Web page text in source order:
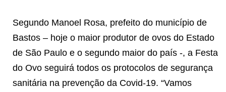
Segundo Manoel Rosa, prefeito do município de
Bastos – hoje o maior produtor de ovos do Estado
de São Paulo e o segundo maior do país -, a Festa
do Ovo seguirá todos os protocolos de segurança
sanitária na prevenção da Covid-19. “Vamos